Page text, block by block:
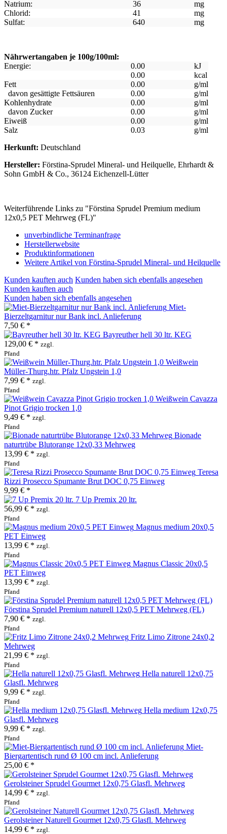
Natrium: 36
mg
Chlorid:
41
mg
Sulfat:
640 mg
Nährwertangaben je 100g/100ml:
Energie:
0.00
kJ
0.00
kcal
Fett
0.00
g/ml
davon gesättigte Fettsäuren
0.00
g/ml
Kohlenhydrate
0.00
g/ml
davon Zucker
0.00
g/ml
Eiweiß
0.00
g/ml
Salz
0.03
g/ml
Herkunft: Deutschland
Hersteller: Förstina-Sprudel Mineral- und Heilquelle, Ehrhardt &
Sohn GmbH & Co., 36124 Eichenzell-Lütter
Weiterführende Links zu "Förstina Sprudel Premium medium
12x0,5 PET Mehrweg (FL)"
unverbindliche Terminanfrage
Herstellerwebsite
Produktinformationen
Weitere Artikel von Förstina-Sprudel Mineral- und Heilquelle
Kunden kauften auch Kunden haben sich ebenfalls angesehen
Kunden kauften auch
Kunden haben sich ebenfalls angesehen
Miet-
Bierzeltgarnitur nur Bank incl. Anlieferung
7,50 € *
Bayreuther hell 30 ltr. KEG
129,00 € * zzgl.
Pfand
Weißwein
Müller-Thurg.htr. Pfalz Ungstein 1,0
7,99 € * zzgl.
Pfand
Weißwein Cavazza
Pinot Grigio trocken 1,0
9,49 € * zzgl.
Pfand
Bionade
naturtrübe Blutorange 12x0,33 Mehrweg
13,99 € * zzgl.
Pfand
Teresa
Rizzi Prosecco Spumante Brut DOC 0,75 Einweg
9,99 € *
7 Up Premix 20 ltr.
56,99 € * zzgl.
Pfand
Magnus medium 20x0,5
PET Einweg
13,99 € * zzgl.
Pfand
Magnus Classic 20x0,5
PET Einweg
13,99 € * zzgl.
Pfand
Förstina Sprudel Premium naturell 12x0,5 PET Mehrweg (FL)
7,90 € * zzgl.
Pfand
Fritz Limo Zitrone 24x0,2
Mehrweg
21,99 € * zzgl.
Pfand
Hella naturell 12x0,75
Glasfl. Mehrweg
9,99 € * zzgl.
Pfand
Hella medium 12x0,75
Glasfl. Mehrweg
9,99 € * zzgl.
Pfand
Miet-
Biergartentisch rund Ø 100 cm incl. Anlieferung
25,00 € *
Gerolsteiner Sprudel Gourmet 12x0,75 Glasfl. Mehrweg
14,99 € * zzgl.
Pfand
Gerolsteiner Naturell Gourmet 12x0,75 Glasfl. Mehrweg
14,99 € * zzgl.